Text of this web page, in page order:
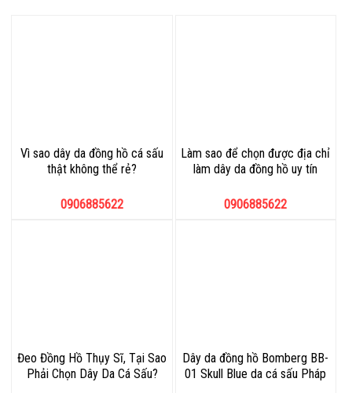
Vì sao dây da đồng hồ cá sấu
thật không thể rẻ?
0906885622
Làm sao để chọn được địa chỉ
làm dây da đồng hồ uy tín
0906885622
Đeo Đồng Hồ Thụy Sĩ, Tại Sao
Phải Chọn Dây Da Cá Sấu?
Dây da đồng hồ Bomberg BB-
01 Skull Blue da cá sấu Pháp